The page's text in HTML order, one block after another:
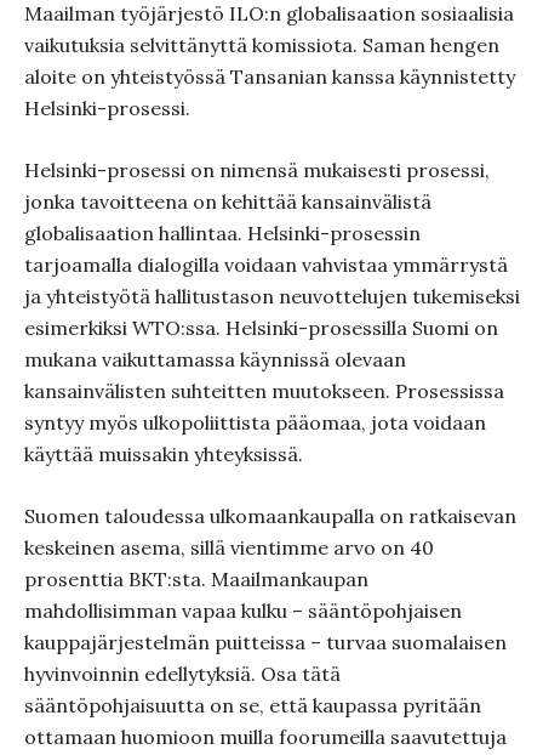
Maailman työjärjestö ILO:n globalisaation sosiaalisia
vaikutuksia selvittänyttä komissiota. Saman hengen
aloite on yhteistyössä Tansanian kanssa käynnistetty
Helsinki-prosessi.
Helsinki-prosessi on nimensä mukaisesti prosessi,
jonka tavoitteena on kehittää kansainvälistä
globalisaation hallintaa. Helsinki-prosessin
tarjoamalla dialogilla voidaan vahvistaa ymmärrystä
ja yhteistyötä hallitustason neuvottelujen tukemiseksi
esimerkiksi WTO:ssa. Helsinki-prosessilla Suomi on
mukana vaikuttamassa käynnissä olevaan
kansainvälisten suhteitten muutokseen. Prosessissa
syntyy myös ulkopoliittista pääomaa, jota voidaan
käyttää muissakin yhteyksissä.
Suomen taloudessa ulkomaankaupalla on ratkaisevan
keskeinen asema, sillä vientimme arvo on 40
prosenttia BKT:sta. Maailmankaupan
mahdollisimman vapaa kulku – sääntöpohjaisen
kauppajärjestelmän puitteissa – turvaa suomalaisen
hyvinvoinnin edellytyksiä. Osa tätä
sääntöpohjaisuutta on se, että kaupassa pyritään
ottamaan huomioon muilla foorumeilla saavutettuja